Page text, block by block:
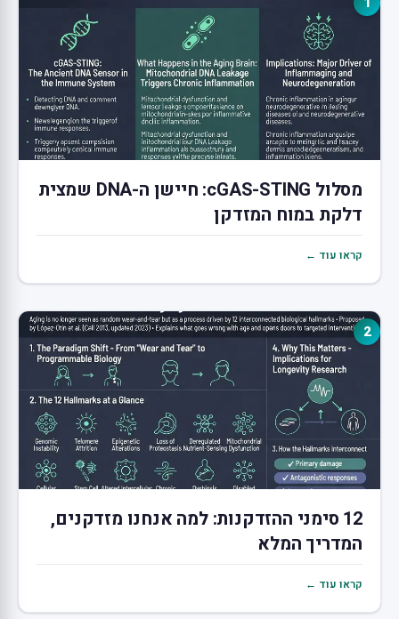
מסלול cGAS-STING: חיישן ה-DNA שמצית
דלקת במוח המזדקן
קראו עוד ←
2
12 סימני ההזדקנות: למה אנחנו מזדקנים,
המדריך המלא
קראו עוד ←